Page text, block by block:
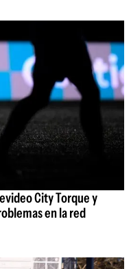
City Torque y
en la red